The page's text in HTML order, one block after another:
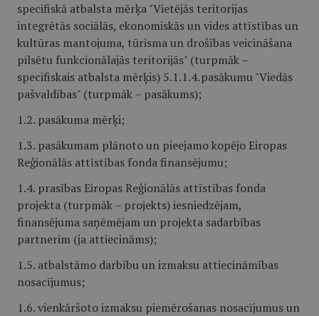
specifiskā atbalsta mērķa "Vietējās teritorijas
integrētās sociālās, ekonomiskās un vides attīstības un
kultūras mantojuma, tūrisma un drošības veicināšana
pilsētu funkcionālajās teritorijās" (turpmāk –
specifiskais atbalsta mērķis) 5.1.1.4. pasākumu "Viedās
pašvaldības" (turpmāk – pasākums);
1.2. pasākuma mērķi;
1.3. pasākumam plānoto un pieejamo kopējo Eiropas
Reģionālās attīstības fonda finansējumu;
1.4. prasības Eiropas Reģionālās attīstības fonda
projekta (turpmāk – projekts) iesniedzējam,
finansējuma saņēmējam un projekta sadarbības
partnerim (ja attiecināms);
1.5. atbalstāmo darbību un izmaksu attiecināmības
nosacījumus;
1.6. vienkāršoto izmaksu piemērošanas nosacījumus un